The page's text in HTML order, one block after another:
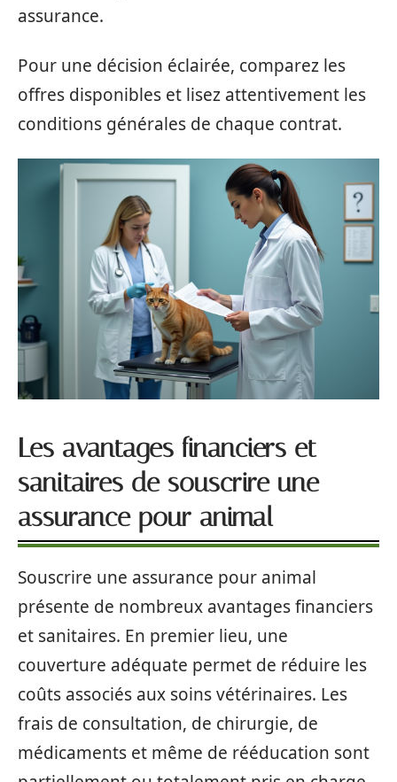
assurance.
Pour une décision éclairée, comparez les
offres disponibles et lisez attentivement les
conditions générales de chaque contrat.
Les avantages financiers et
sanitaires de souscrire une
assurance pour animal
Souscrire une assurance pour animal
présente de nombreux avantages financiers
et sanitaires. En premier lieu, une
couverture adéquate permet de réduire les
coûts associés aux soins vétérinaires. Les
frais de consultation, de chirurgie, de
médicaments et même de rééducation sont